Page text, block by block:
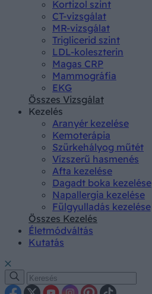
Kortizol szint
CT-vizsgálat
MR-vizsgálat
Triglicerid szint
LDL-koleszterin
Magas CRP
Mammográfia
EKG
Összes Vizsgálat
Kezelés
Aranyér kezelése
Kemoterápia
Szürkehályog műtét
Vízszerű hasmenés
Afta kezelése
Dagadt boka kezelése
Napallergia kezelése
Fülgyulladás kezelése
Összes Kezelés
Életmódváltás
Kutatás